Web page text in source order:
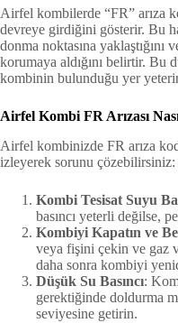
Airfel kombilerde “FR” arıza
devreye girdiğini gösterir. Bu
donma noktasına yaklaştığını
korumaya aldığını belirtir. Bu
kombinin bulunduğu yer
Airfel Kombi FR Arızası
Airfel kombinizde FR arıza
izleyerek sorunu çözebilirsiniz:
Kombi Tesisat Suyu
basıncı yeterli değilse,
Kombiyi Kapatın ve
veya fişini çekin ve gaz
daha sonra kombiyi
Düşük Su Basıncı:
gerektiğinde doldurma
seviyesine getirin.